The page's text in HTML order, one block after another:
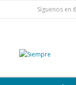
Síguenos en